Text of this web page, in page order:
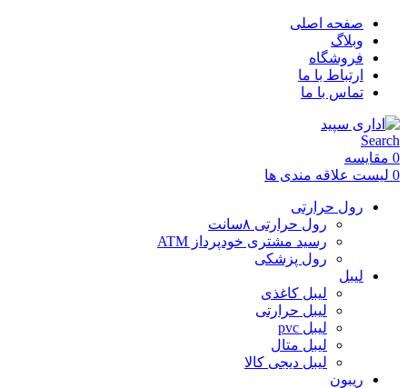
صفحه اصلی
وبلاگ
فروشگاه
ارتباط با ما
تماس با ما
Search
0 مقایسه
0 لیست علاقه مندی ها
رول حرارتی
رول حرارتی ۸سانت
رسید مشتری خودپرداز ATM
رول پزشکی
لیبل
لیبل کاغذی
لیبل حرارتی
لیبل pvc
لیبل متال
لیبل دیجی کالا
ریبون